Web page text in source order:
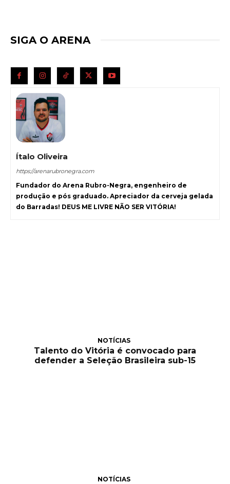
SIGA O ARENA
Ítalo Oliveira
https://arenarubronegra.com
Fundador do Arena Rubro-Negra, engenheiro de
produção e pós graduado. Apreciador da cerveja gelada
do Barradas! DEUS ME LIVRE NÃO SER VITÓRIA!
NOTÍCIAS
Talento do Vitória é convocado para
defender a Seleção Brasileira sub-15
NOTÍCIAS